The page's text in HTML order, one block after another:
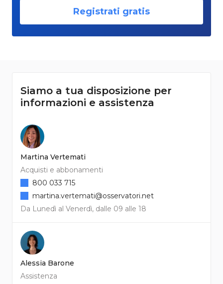
Registrati gratis
Siamo a tua disposizione per
informazioni e assistenza
Martina Vertemati
Acquisti e abbonamenti
Da Lunedì al Venerdì, dalle 09 alle 18
800 033 715
martina.vertemati@osservatori.net
Alessia Barone
Assistenza